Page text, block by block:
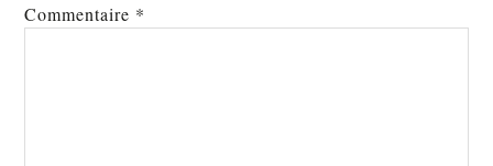
Commentaire *